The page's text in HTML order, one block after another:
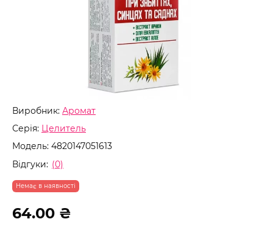
Виробник: Аромат
Серія: Целитель
Модель: 4820147051613
Відгуки: (0)
Немає в наявності
64.00 ₴